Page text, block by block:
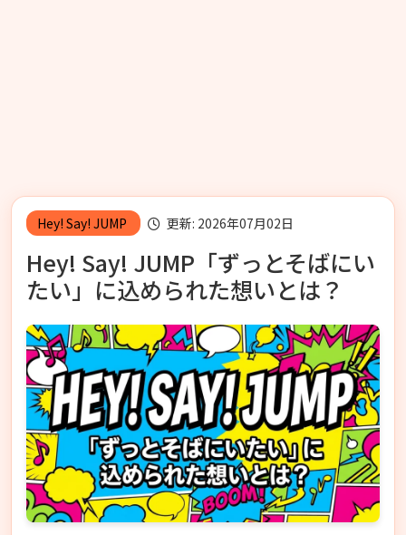
Hey! Say! JUMP 更新: 2026年07月02日
Hey! Say! JUMP「ずっとそばにい
たい」に込められた想いとは？